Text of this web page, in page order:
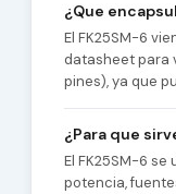
¿Que
El FK25SM-6
datasheet para
pines), ya que
¿Para que
El FK25SM-6
potencia,